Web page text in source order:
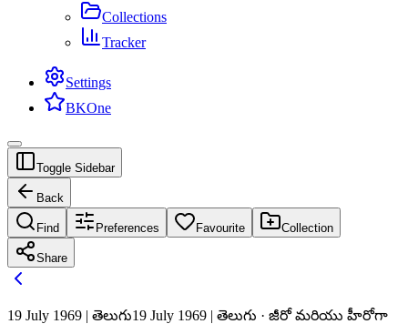
Collections
Tracker
Settings
BKOne
Toggle Sidebar
Back
Find Preferences Favourite Collection
Share
19 July 1969 | తెలుగు19 July 1969 | తెలుగు · జీరో మరియు హీరోగా